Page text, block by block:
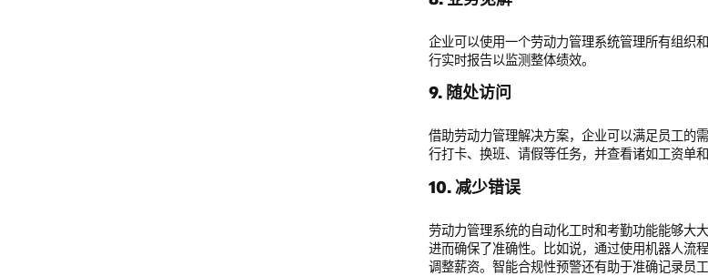
企业可以使用一个劳动力管理系统管理所有组织
行实时报告以监测整体绩效。
9. 随处访问
借助劳动力管理解决方案，企业可以满足员工的
行打卡、换班、请假等任务，并查看诸如工资单和
10. 减少错误
劳动力管理系统的自动化工时和考勤功能能够大
进而确保了准确性。比如说，通过使用机器人流
调整薪资。智能合规性预警还有助于准确记录员